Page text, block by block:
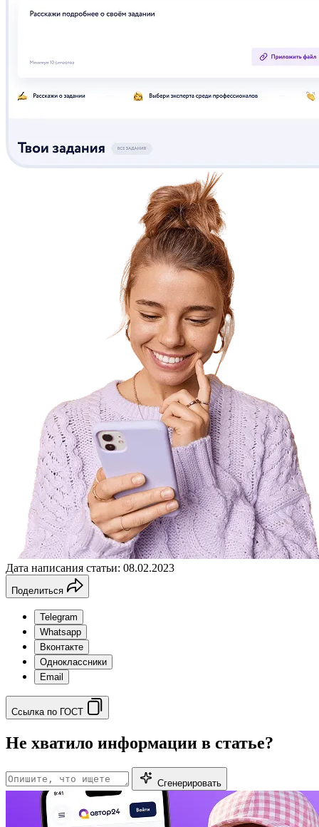
Дата написания статьи: 08.02.2023
Поделиться
Telegram
Whatsapp
Вконтакте
Одноклассники
Email
Ссылка по ГОСТ
Не хватило информации в статье?
Сгенерировать